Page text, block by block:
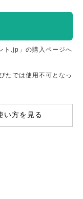
ト.jp」の購入ページへ
たでは使用不可となっ
い方を見る